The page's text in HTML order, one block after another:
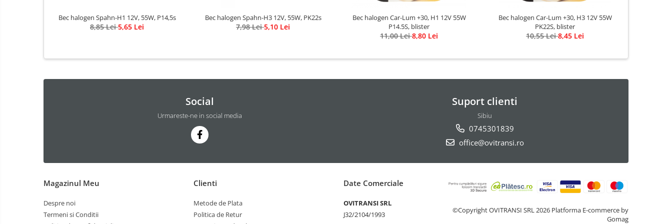
Bec halogen Spahn-H1 12V, 55W, P14,5s
8,85 Lei5,65 Lei
Bec halogen Spahn-H3 12V, 55W, PK22s
7,98 Lei5,10 Lei
Bec halogen Car-Lum +30, H1 12V 55W
P14.5S, blister
11,00 Lei8,80 Lei
Bec halogen Car-Lum +30, H3 12V 55W
PK22S, blister
10,55 Lei8,45 Lei
Social
Urmareste-ne in social media
Suport clienti
Sibiu
0745301839
office@ovitransi.ro
Magazinul Meu
Despre noi
Termeni si Conditii
Clienti
Metode de Plata
Politica de Retur
Date Comerciale
OVITRANSI SRL
J32/2104/1993
©Copyright OVITRANSI SRL 2026 Platforma E-commerce by
Gomag